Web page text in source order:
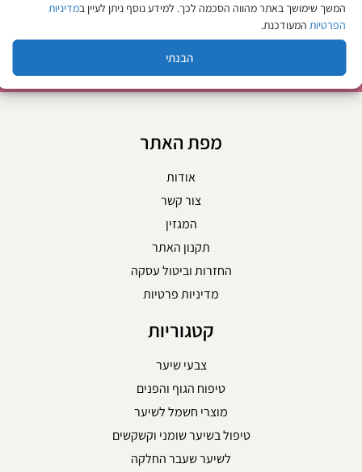
המשך שימושך באתר מהווה הסכמה לכך. למידע נוסף ניתן לעיין במדיניות
הפרטיותהמעודכנת.
הבנתי
הוספה לסל
מפת האתר
אודות
צור קשר
המגזין
תקנון האתר
החזרות וביטול עסקה
מדיניות פרטיות
קטגוריות
צבעי שיער
טיפוח הגוף והפנים
מוצרי חשמל לשיער
טיפול בשיער שומני וקשקשים
לשיער שעבר החלקה